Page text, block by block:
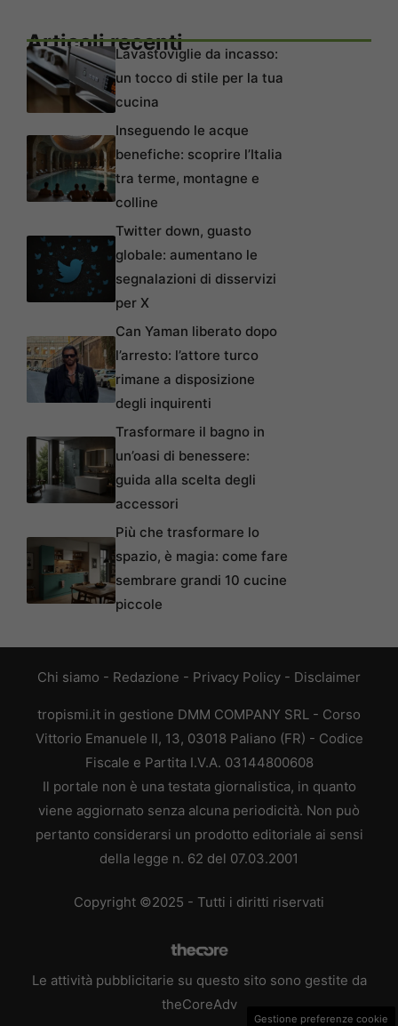
Articoli recentiLavastoviglie da incasso:
un tocco di stile per la tua
cucina
Inseguendo le acque
benefiche: scoprire l’Italia
tra terme, montagne e
colline
Twitter down, guasto
globale: aumentano le
segnalazioni di disservizi
per X
Can Yaman liberato dopo
l’arresto: l’attore turco
rimane a disposizione
degli inquirenti
Trasformare il bagno in
un’oasi di benessere:
guida alla scelta degli
accessori
Più che trasformare lo
spazio, è magia: come fare
sembrare grandi 10 cucine
piccole
Chi siamo - Redazione - Privacy Policy - Disclaimer
tropismi.it in gestione DMM COMPANY SRL - Corso
Vittorio Emanuele II, 13, 03018 Paliano (FR) - Codice
Fiscale e Partita I.V.A. 03144800608
Il portale non è una testata giornalistica, in quanto
viene aggiornato senza alcuna periodicità. Non può
pertanto considerarsi un prodotto editoriale ai sensi
della legge n. 62 del 07.03.2001
Copyright ©2025 - Tutti i diritti riservati
Le attività pubblicitarie su questo sito sono gestite da
theCoreAdv
Gestione preferenze cookie